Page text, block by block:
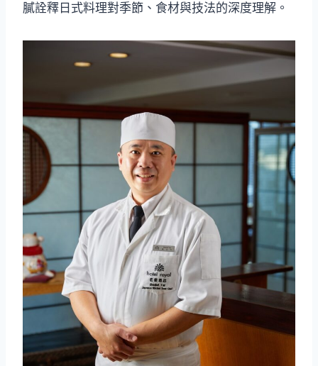
膩詮釋日式料理對季節、食材與技法的深度理解。